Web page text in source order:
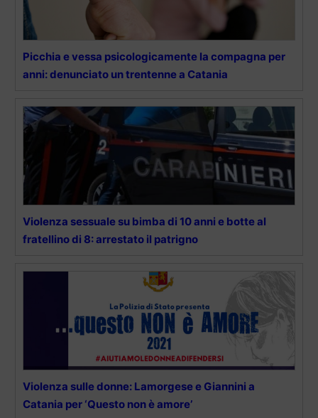
Picchia e vessa psicologicamente la compagna per
anni: denunciato un trentenne a Catania
Violenza sessuale su bimba di 10 anni e botte al
fratellino di 8: arrestato il patrigno
Violenza sulle donne: Lamorgese e Giannini a
Catania per ‘Questo non è amore’